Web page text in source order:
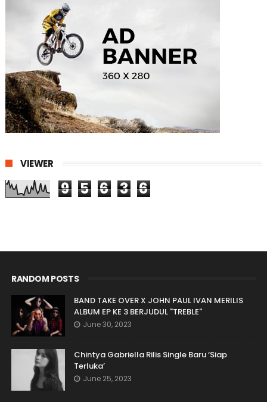
VIEWER
9 5 6 3 6
RANDOM POSTS
BAND TAKE OVER X JOHN PAUL IVAN MERILIS
ALBUM EP KE 3 BERJUDUL "TREBLE"
June 30, 2023
Chintya Gabriella Rilis Single Baru ‘Siap
Terluka’
June 25, 2023